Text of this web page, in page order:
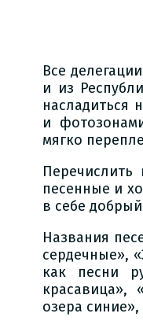
Все
и из
насладиться
и
мягко
песенные и
в себе
Названия
сердечные»,
как песни
красавица»,
озера